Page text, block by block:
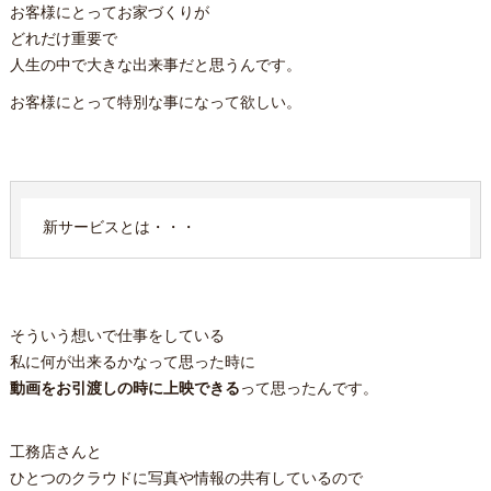
お客様にとってお家づくりが
どれだけ重要で
人生の中で大きな出来事だと思うんです。
お客様にとって特別な事になって欲しい。
新サービスとは・・・
そういう想いで仕事をしている
私に何が出来るかなって思った時に
動画をお引渡しの時に上映できるって思ったんです。
工務店さんと
ひとつのクラウドに写真や情報の共有しているので